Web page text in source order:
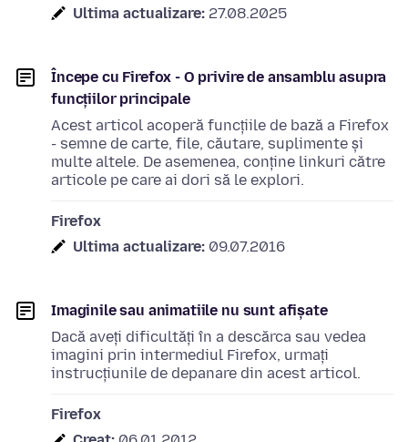
Ultima actualizare: 27.08.2025
Începe cu Firefox - O privire de ansamblu asupra
funcțiilor principale
Acest articol acoperă funcțiile de bază a Firefox
- semne de carte, file, căutare, suplimente și
multe altele. De asemenea, conține linkuri către
articole pe care ai dori să le explori.
Firefox
Ultima actualizare: 09.07.2016
Imaginile sau animatiile nu sunt afișate
Dacă aveți dificultăți în a descărca sau vedea
imagini prin intermediul Firefox, urmați
instrucțiunile de depanare din acest articol.
Firefox